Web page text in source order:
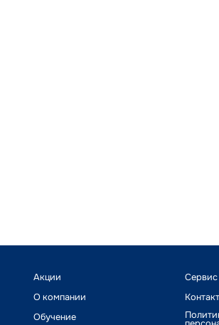
Акции
О компании
Обучение
Сервис